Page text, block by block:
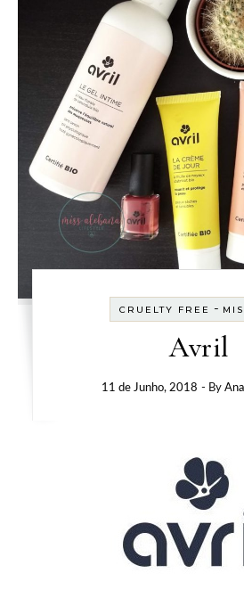
CRUELTY FREE -
Avril
11 de Junho, 2018 - By